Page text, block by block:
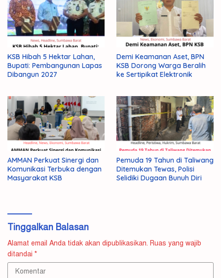
KSB Hibah 5 Hektar Lahan,
Bupati: Pembangunan Lapas
Dibangun 2027
Demi Keamanan Aset, BPN
KSB Dorong Warga Beralih
ke Sertipikat Elektronik
AMMAN Perkuat Sinergi dan
Komunikasi Terbuka dengan
Masyarakat KSB
Pemuda 19 Tahun di Taliwang
Ditemukan Tewas, Polisi
Selidiki Dugaan Bunuh Diri
Tinggalkan Balasan
Alamat email Anda tidak akan dipublikasikan. Ruas yang wajib
ditandai *